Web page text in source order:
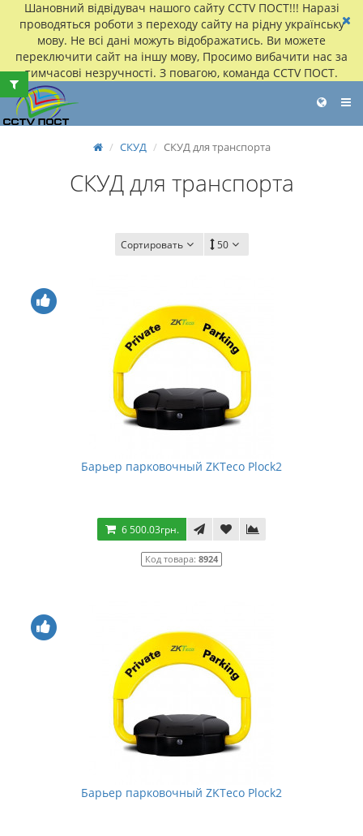
Шановний відвідувач нашого сайту CCTV ПОСТ!!! Наразі
проводяться роботи з переходу сайту на рідну українську
мову. Не всі дані можуть відображатись. Ви можете
переключити сайт на іншу мову, Просимо вибачити нас за
тимчасові незручності. З повагою, команда CCTV ПОСТ.
СКУД СКУД для транспорта
СКУД для транспорта
Сортировать 50
Барьер парковочный ZKTeco Plock2
6 500.03грн.
Код товара: 8924
Барьер парковочный ZKTeco Plock2